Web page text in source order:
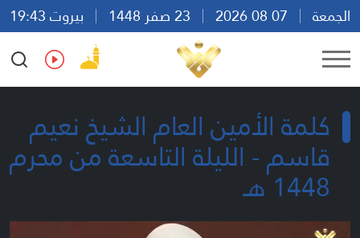
الجمعة
بيروت 19:43
Ar
En Fr Es
كلمة الأمين العام الشيخ نعيم
قاسم - الليلة التاسعة من محرم
1448 هـ